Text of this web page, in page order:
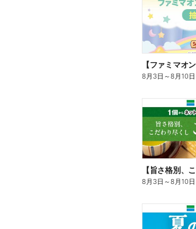
8月3日 ～8月10日
8月3日 ～8月10日